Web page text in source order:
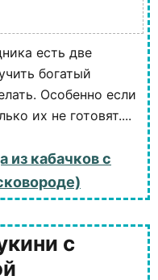
есть две
богатый
Особенно если
их не готовят....
из кабачков с
с